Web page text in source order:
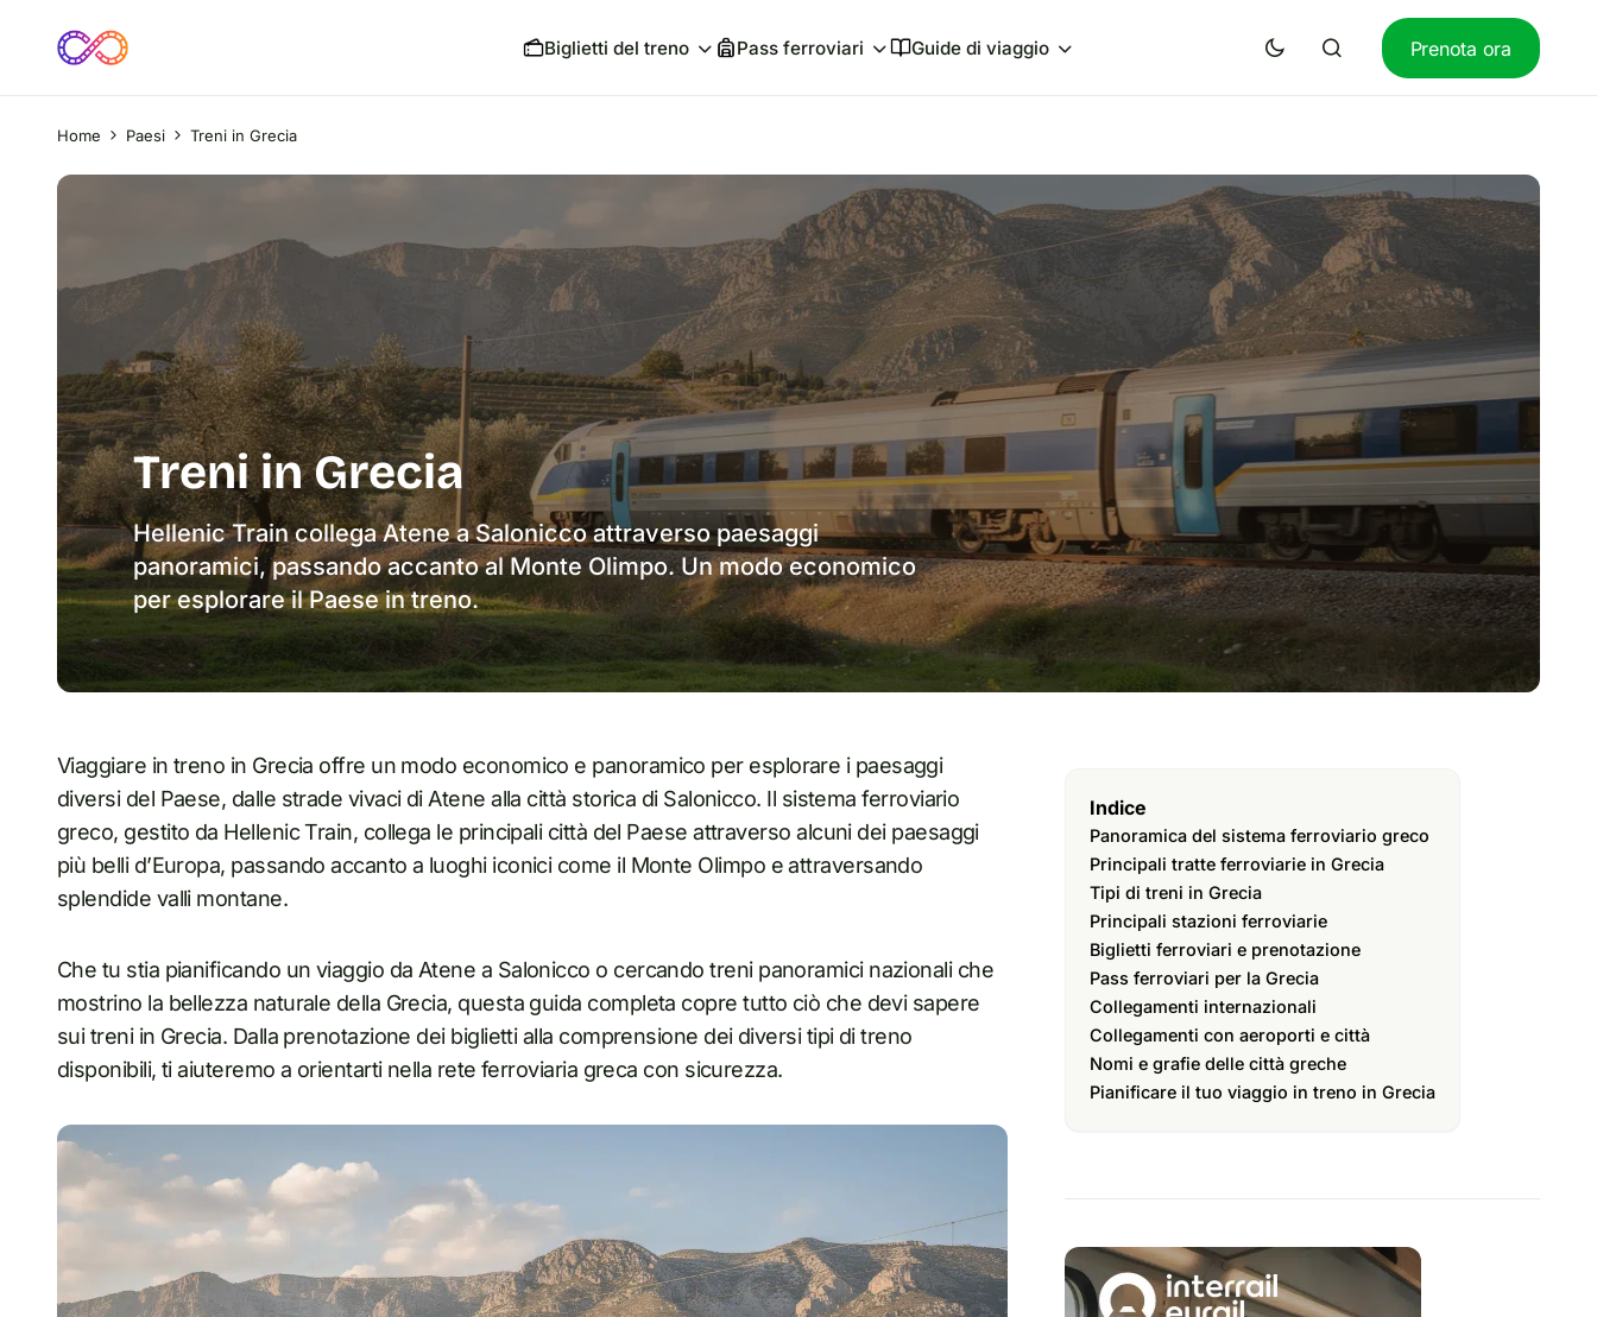
Biglietti del treno Pass ferroviari Guide di viaggio Prenota ora
Home Paesi Treni in Grecia
Treni in Grecia
Hellenic Train collega Atene a Salonicco attraverso paesaggi
panoramici, passando accanto al Monte Olimpo. Un modo economico
per esplorare il Paese in treno.
Viaggiare in treno in Grecia offre un modo economico e panoramico per esplorare i paesaggi
diversi del Paese, dalle strade vivaci di Atene alla città storica di Salonicco. Il sistema ferroviario
greco, gestito da Hellenic Train, collega le principali città del Paese attraverso alcuni dei paesaggi
più belli d’Europa, passando accanto a luoghi iconici come il Monte Olimpo e attraversando
splendide valli montane.
Che tu stia pianificando un viaggio da Atene a Salonicco o cercando treni panoramici nazionali che
mostrino la bellezza naturale della Grecia, questa guida completa copre tutto ciò che devi sapere
sui treni in Grecia. Dalla prenotazione dei biglietti alla comprensione dei diversi tipi di treno
disponibili, ti aiuteremo a orientarti nella rete ferroviaria greca con sicurezza.
Indice
Panoramica del sistema ferroviario greco
Principali tratte ferroviarie in Grecia
Tipi di treni in Grecia
Principali stazioni ferroviarie
Biglietti ferroviari e prenotazione
Pass ferroviari per la Grecia
Collegamenti internazionali
Collegamenti con aeroporti e città
Nomi e grafie delle città greche
Pianificare il tuo viaggio in treno in Grecia